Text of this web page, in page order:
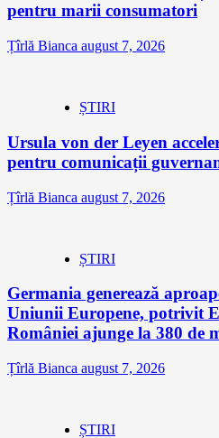
pentru marii consumatori
Țîrlă Bianca august 7, 2026
ȘTIRI
Ursula von der Leyen
pentru comunicații
Țîrlă Bianca august 7, 2026
ȘTIRI
Germania generează
Uniunii Europene, potrivit
României ajunge la 380 de
Țîrlă Bianca august 7, 2026
ȘTIRI